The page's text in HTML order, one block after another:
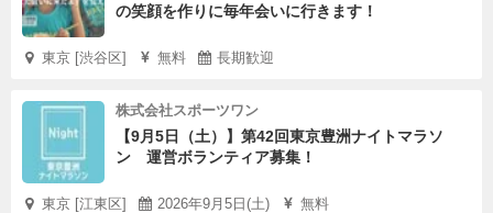
の笑顔を作りに毎年会いに行きます！
東京 [渋谷区] 無料 長期歓迎
株式会社スポーツワン
【9月5日（土）】第42回東京豊洲ナイトマラソ
ン 運営ボランティア募集！
東京 [江東区] 2026年9月5日(土) 無料